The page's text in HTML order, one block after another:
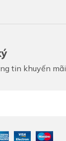
tin khuyến mãi